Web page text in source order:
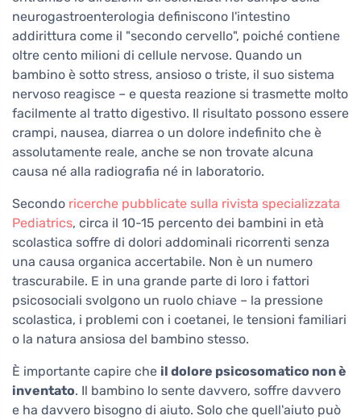
neurogastroenterologia definiscono l'intestino
addirittura come il "secondo cervello", poiché contiene
oltre cento milioni di cellule nervose. Quando un
bambino è sotto stress, ansioso o triste, il suo sistema
nervoso reagisce – e questa reazione si trasmette molto
facilmente al tratto digestivo. Il risultato possono essere
crampi, nausea, diarrea o un dolore indefinito che è
assolutamente reale, anche se non trovate alcuna
causa né alla radiografia né in laboratorio.
Secondo ricerche pubblicate sulla rivista specializzata
Pediatrics, circa il 10-15 percento dei bambini in età
scolastica soffre di dolori addominali ricorrenti senza
una causa organica accertabile. Non è un numero
trascurabile. E in una grande parte di loro i fattori
psicosociali svolgono un ruolo chiave – la pressione
scolastica, i problemi con i coetanei, le tensioni familiari
o la natura ansiosa del bambino stesso.
È importante capire che il dolore psicosomatico non è
inventato. Il bambino lo sente davvero, soffre davvero
e ha davvero bisogno di aiuto. Solo che quell'aiuto può